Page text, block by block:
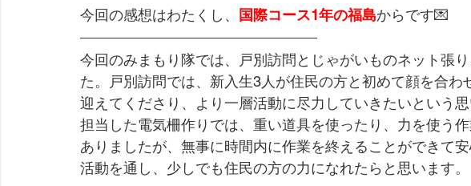
今回の感想はわたくし、 国際コース1年の福島からです💌
今回のみまもり隊では、戸別訪問とじゃがいものネット張
た。戸別訪問では、新入生3人が住民の方と初めて顔を合わ
迎えてくださり、より一層活動に尽力していきたいという
担当した電気柵作りでは、重い道具を使ったり、力を使う
ありましたが、無事に時間内に作業を終えることができて
活動を通し、少しでも住民の方の力になれたらと思います。